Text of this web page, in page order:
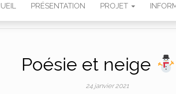
PRÉSENTATION PROJET
Poésie et neige
24 janvier 2021